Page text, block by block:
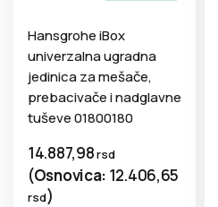
Hansgrohe iBox
univerzalna ugradna
jedinica za mešače,
prebacivače i nadglavne
tuševe 01800180
14.887,98rsd
(Osnovica: 12.406,65
rsd)